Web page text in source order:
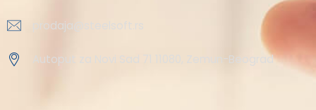
prodaja@steelsoft.rs
Autoput za Novi Sad 71 11080, Zemun-Beograd